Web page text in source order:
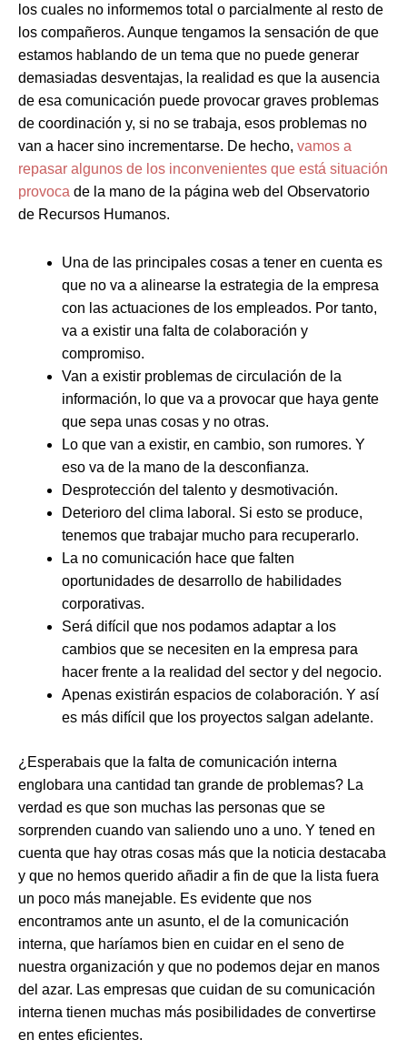
los cuales no informemos total o parcialmente al resto de
los compañeros. Aunque tengamos la sensación de que
estamos hablando de un tema que no puede generar
demasiadas desventajas, la realidad es que la ausencia
de esa comunicación puede provocar graves problemas
de coordinación y, si no se trabaja, esos problemas no
van a hacer sino incrementarse. De hecho, vamos a
repasar algunos de los inconvenientes que está situación
provoca de la mano de la página web del Observatorio
de Recursos Humanos.
Una de las principales cosas a tener en cuenta es
que no va a alinearse la estrategia de la empresa
con las actuaciones de los empleados. Por tanto,
va a existir una falta de colaboración y
compromiso.
Van a existir problemas de circulación de la
información, lo que va a provocar que haya gente
que sepa unas cosas y no otras.
Lo que van a existir, en cambio, son rumores. Y
eso va de la mano de la desconfianza.
Desprotección del talento y desmotivación.
Deterioro del clima laboral. Si esto se produce,
tenemos que trabajar mucho para recuperarlo.
La no comunicación hace que falten
oportunidades de desarrollo de habilidades
corporativas.
Será difícil que nos podamos adaptar a los
cambios que se necesiten en la empresa para
hacer frente a la realidad del sector y del negocio.
Apenas existirán espacios de colaboración. Y así
es más difícil que los proyectos salgan adelante.
¿Esperabais que la falta de comunicación interna
englobara una cantidad tan grande de problemas? La
verdad es que son muchas las personas que se
sorprenden cuando van saliendo uno a uno. Y tened en
cuenta que hay otras cosas más que la noticia destacaba
y que no hemos querido añadir a fin de que la lista fuera
un poco más manejable. Es evidente que nos
encontramos ante un asunto, el de la comunicación
interna, que haríamos bien en cuidar en el seno de
nuestra organización y que no podemos dejar en manos
del azar. Las empresas que cuidan de su comunicación
interna tienen muchas más posibilidades de convertirse
en entes eficientes.